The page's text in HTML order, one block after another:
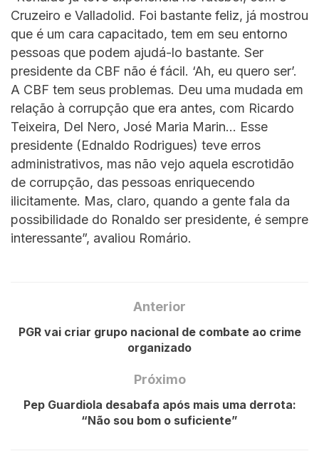
Cruzeiro e Valladolid. Foi bastante feliz, já mostrou
que é um cara capacitado, tem em seu entorno
pessoas que podem ajudá-lo bastante. Ser
presidente da CBF não é fácil. ‘Ah, eu quero ser’.
A CBF tem seus problemas. Deu uma mudada em
relação à corrupção que era antes, com Ricardo
Teixeira, Del Nero, José Maria Marin… Esse
presidente (Ednaldo Rodrigues) teve erros
administrativos, mas não vejo aquela escrotidão
de corrupção, das pessoas enriquecendo
ilicitamente. Mas, claro, quando a gente fala da
possibilidade do Ronaldo ser presidente, é sempre
interessante”, avaliou Romário.
Anterior
PGR vai criar grupo nacional de combate ao crime
organizado
Próximo
Pep Guardiola desabafa após mais uma derrota:
“Não sou bom o suficiente”